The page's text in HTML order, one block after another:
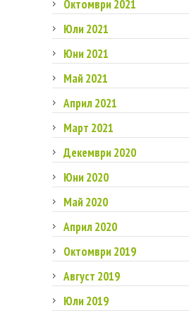
Октомври 2021
Юли 2021
Юни 2021
Май 2021
Април 2021
Март 2021
Декември 2020
Юни 2020
Май 2020
Април 2020
Октомври 2019
Август 2019
Юли 2019